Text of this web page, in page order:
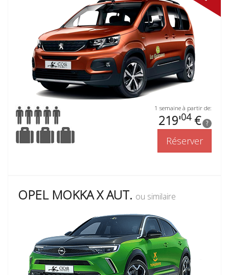
1 semaine à partir de:
219'04€ ?
Réserver
OPEL MOKKA X AUT. ou similaire